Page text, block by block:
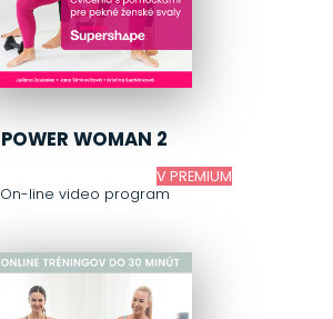
POWER WOMAN 2
On-line video program
V PREMIUM